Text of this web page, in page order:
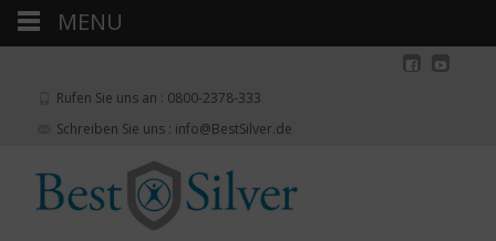
Rufen Sie uns an : 0800-2378-333
Schreiben Sie uns : info@BestSilver.de
MENU